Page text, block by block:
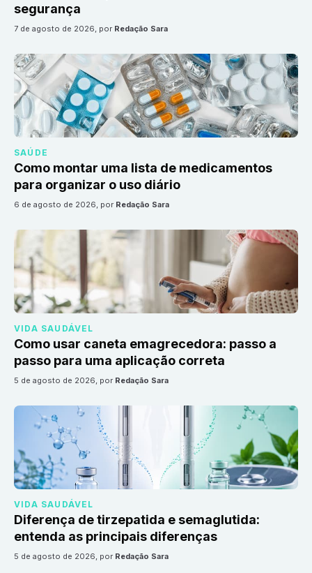
segurança
7 de agosto de 2026, por Redação Sara
SAÚDE
Como montar uma lista de medicamentos
para organizar o uso diário
6 de agosto de 2026, por Redação Sara
VIDA SAUDÁVEL
Como usar caneta emagrecedora: passo a
passo para uma aplicação correta
5 de agosto de 2026, por Redação Sara
VIDA SAUDÁVEL
Diferença de tirzepatida e semaglutida:
entenda as principais diferenças
5 de agosto de 2026, por Redação Sara